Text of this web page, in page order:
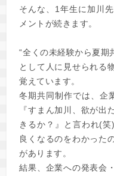
そんな、1年生に加川
メントが続きます。
“全くの未経験から夏期
として人に見せられる
覚えています。
冬期共同制作では、企
『すまん加川、欲が出
きるか？』と言われ(
良くなるのをわかった
があります。
結果、企業への発表会